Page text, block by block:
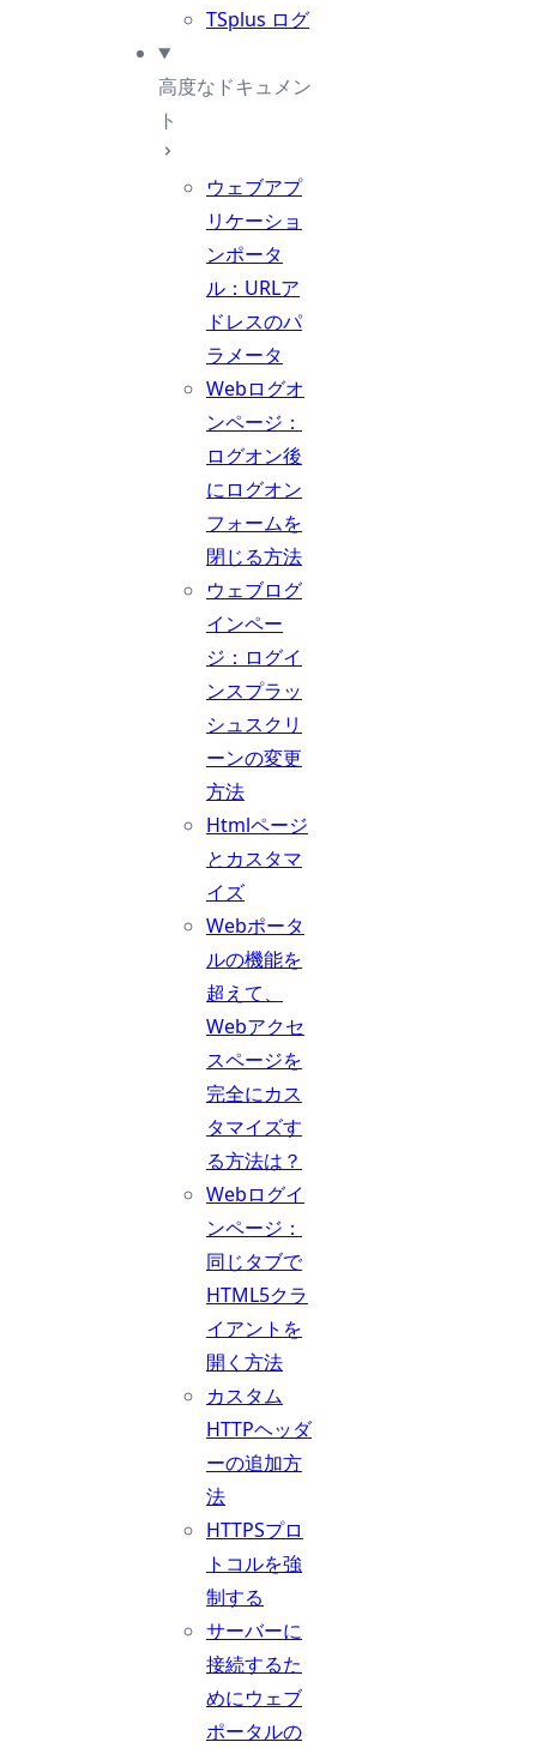
TSplus ログ
高度なドキュメン
ト
ウェブアプ
リケーショ
ンポータ
ル：URLア
ドレスのパ
ラメータ
Webログオ
ンページ：
ログオン後
にログオン
フォームを
閉じる方法
ウェブログ
インペー
ジ：ログイ
ンスプラッ
シュスクリ
ーンの変更
方法
Htmlページ
とカスタマ
イズ
Webポータ
ルの機能を
超えて、
Webアクセ
スページを
完全にカス
タマイズす
る方法は？
Webログイ
ンページ：
同じタブで
HTML5クラ
イアントを
開く方法
カスタム
HTTPヘッダ
ーの追加方
法
HTTPSプロ
トコルを強
制する
サーバーに
接続するた
めにウェブ
ポータルの